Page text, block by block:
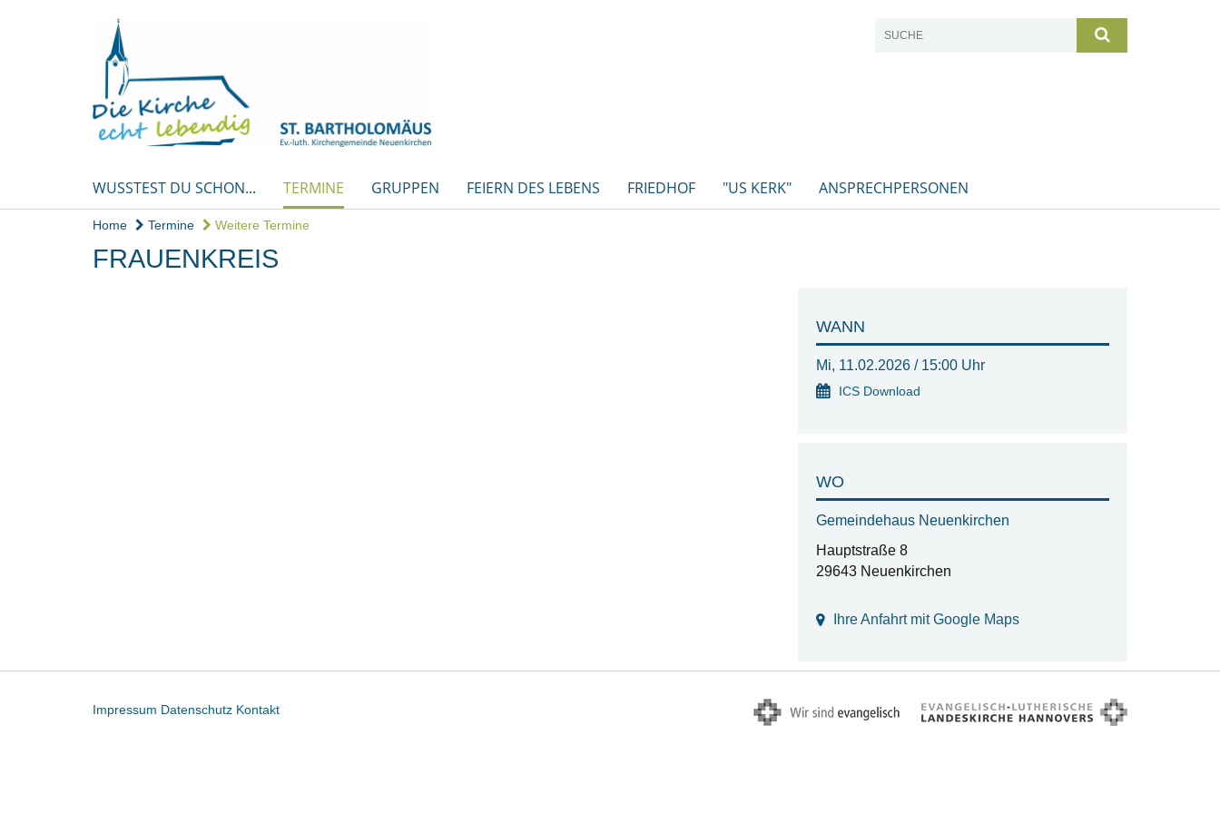
WUSSTEST DU SCHON... TERMINE GRUPPEN FEIERN DES LEBENS FRIEDHOF "US KERK" ANSPRECHPERSONEN
Home Termine Weitere Termine
FRAUENKREIS
WANN
Mi, 11.02.2026 / 15:00 Uhr
ICS Download
WO
Gemeindehaus Neuenkirchen
Hauptstraße 8
29643 Neuenkirchen
Ihre Anfahrt mit Google Maps
Impressum Datenschutz Kontakt